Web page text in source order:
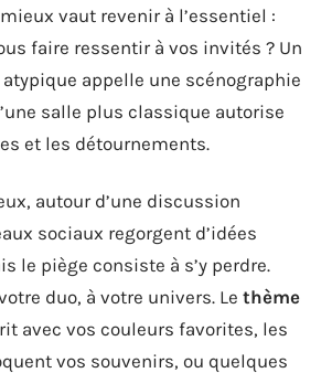
vaut revenir à l’essentiel :
faire ressentir à vos invités ? Un
atypique appelle une scénographie
salle plus classique autorise
et les détournements.
autour d’une discussion
sociaux regorgent d’idées
le piège consiste à s’y perdre.
duo, à votre univers. Le thème
avec vos couleurs favorites, les
vos souvenirs, ou quelques